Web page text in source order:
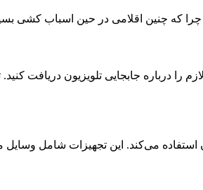
که چنین اقلامی در حین اسباب کشی
را درباره جابجایی تلویزیون دریافت
می‌کند. این تجهیزات شامل